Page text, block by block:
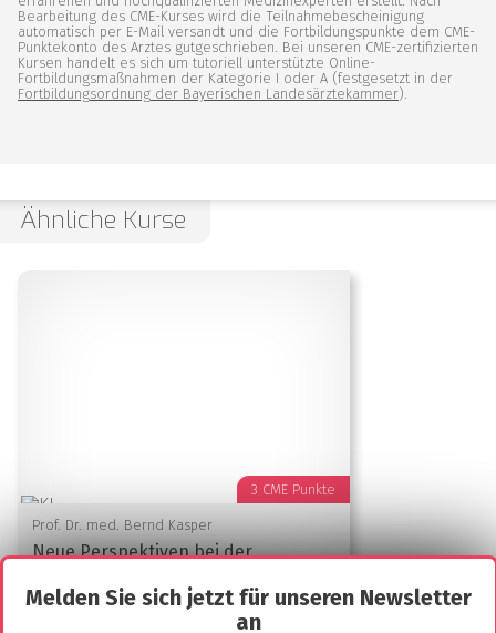
Bearbeitung des CME-Kurses wird die Teilnahmebescheinigung
automatisch per E-Mail versandt und die Fortbildungspunkte dem CME-
Punktekonto des Arztes gutgeschrieben. Bei unseren CME-zertifizierten
Kursen handelt es sich um tutoriell unterstützte Online-
Fortbildungsmaßnahmen der Kategorie I oder A (festgesetzt in der
Fortbildungsordnung der Bayerischen Landesärztekammer).
Ähnliche Kurse
3 CME Punkte
Prof. Dr. med. Bernd Kasper
Neue Perspektiven bei der
Melden Sie sich jetzt für unseren Newsletter
an